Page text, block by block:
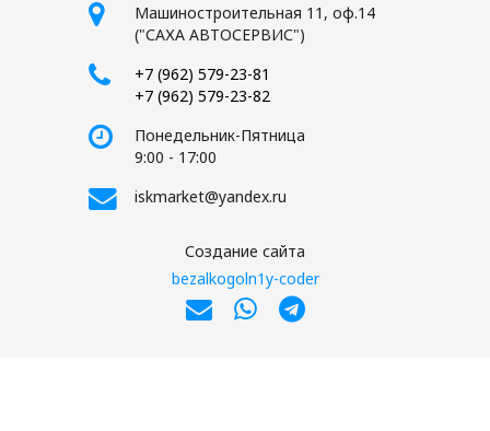
Машиностроительная 11, оф.14
("САХА АВТОСЕРВИС")
+7 (962) 579-23-81
+7 (962) 579-23-82
Понедельник-Пятница
9:00 - 17:00
iskmarket@yandex.ru
Создание сайта
bezalkogoln1y-coder